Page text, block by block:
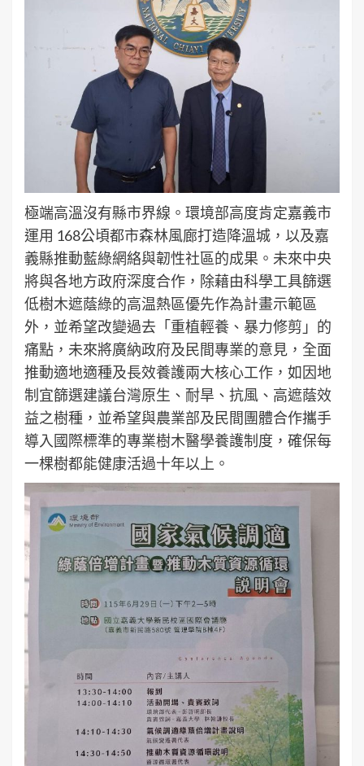
極端高溫沒有縣市界線。環境部高度肯定嘉義市
運用 168公頃都市森林風廊打造降溫城，以及嘉
義縣推動藍綠網絡與韌性社區的成果。未來中央
將與各地方政府深度合作，除藉由科學工具篩選
低樹木遮蔭綠的高温熱區優先作為計畫示範區
外，並希望改變過去「重植輕養、暴力修剪」的
痛點，未來將廣納政府及民間專業的意見，全面
推動適地適種及長效養護兩大核心工作，如因地
制宜篩選建議台灣原生、耐旱、抗風、高遮蔭效
益之樹種，並希望與農業部及民間團體合作攜手
導入國際標準的專業樹木醫學養護制度，確保每
一棵樹都能健康活過十年以上。